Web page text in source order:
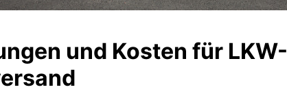
und Kosten für LKW-